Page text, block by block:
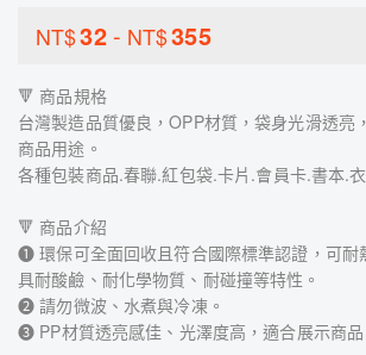
NT$32 - NT$355
🔻 商品規格
台灣製造品質優良，OPP材質，袋身光滑透亮
商品用途。
各種包裝商品.春聯.紅包袋.卡片.會員卡.書本.
🔻 商品介紹
➊ 環保可全面回收且符合國際標準認證，可耐
具耐酸鹼、耐化學物質、耐碰撞等特性。
➋ 請勿微波、水煮與冷凍。
➌ PP材質透亮感佳、光澤度高，適合展示商品